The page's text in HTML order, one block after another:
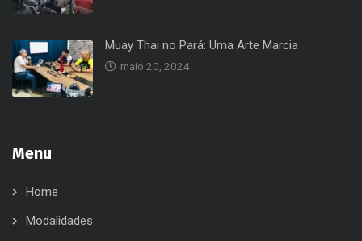
Muay Thai no Pará: Uma Arte Marcia
maio 20, 2024
Menu
Home
Modalidades